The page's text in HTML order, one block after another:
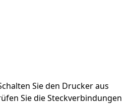
Sie den Drucker aus
Sie die Steckverbindungen